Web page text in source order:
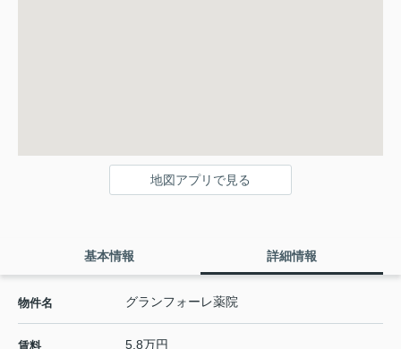
地図アプリで見る
基本情報 詳細情報
物件名 グランフォーレ薬院
賃料 5.8万円